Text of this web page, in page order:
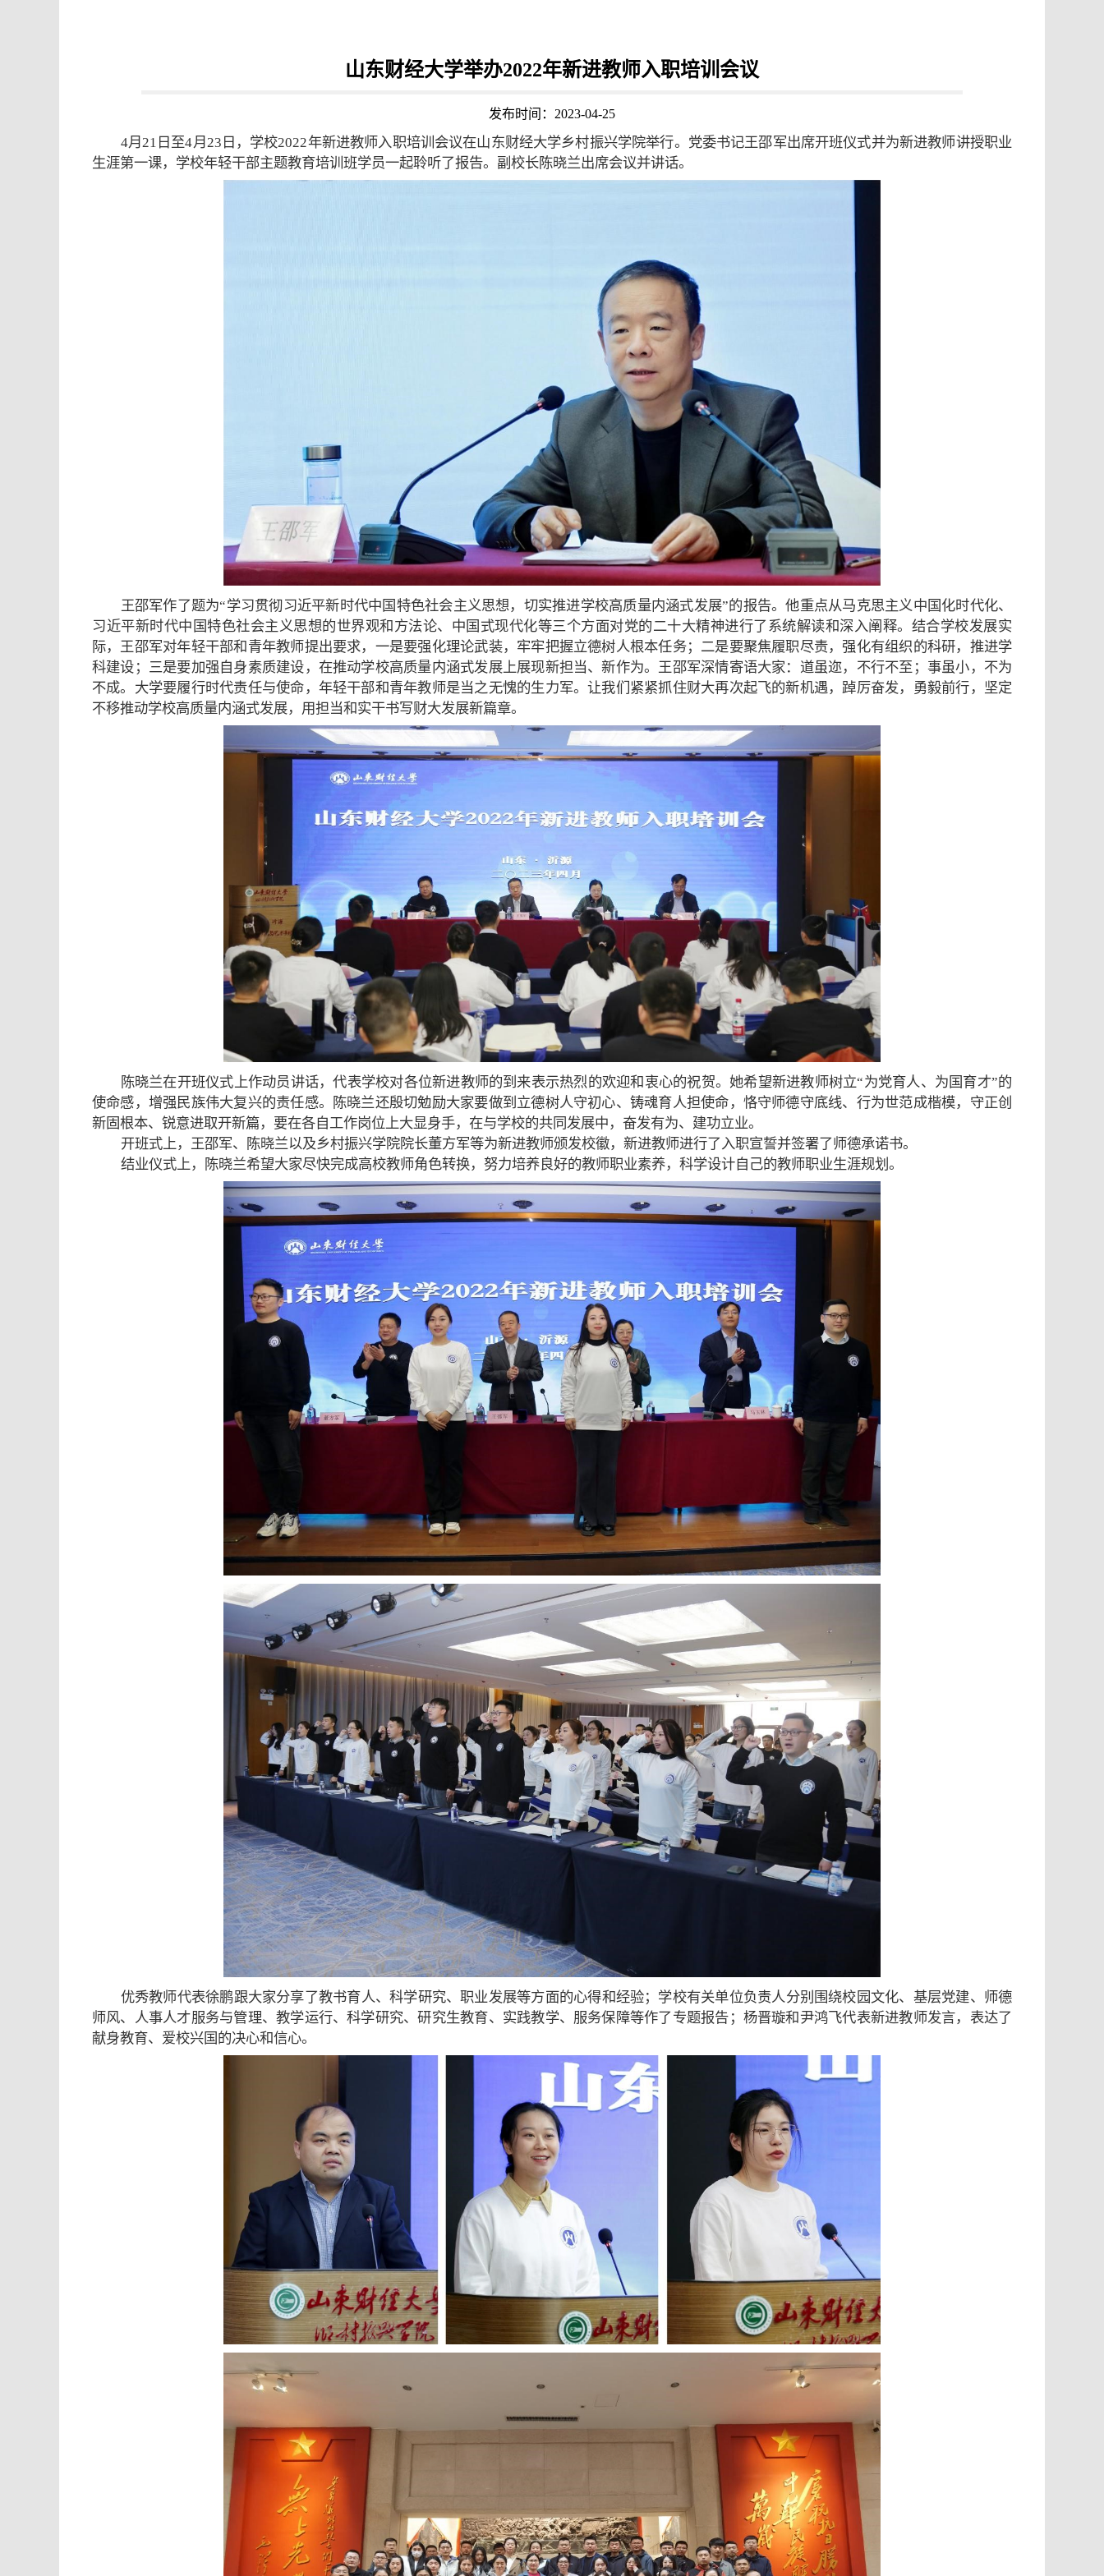
山东财经大学举办2022年新进教师入职培训会议
发布时间：2023-04-25
4月21日至4月23日，学校2022年新进教师入职培训会议在山东财经大学乡村振兴学院举行。党委书记王邵军出席开班仪式并为新进教师讲授职业
生涯第一课，学校年轻干部主题教育培训班学员一起聆听了报告。副校长陈晓兰出席会议并讲话。
王邵军作了题为“学习贯彻习近平新时代中国特色社会主义思想，切实推进学校高质量内涵式发展”的报告。他重点从马克思主义中国化时代化、
习近平新时代中国特色社会主义思想的世界观和方法论、中国式现代化等三个方面对党的二十大精神进行了系统解读和深入阐释。结合学校发展实
际，王邵军对年轻干部和青年教师提出要求，一是要强化理论武装，牢牢把握立德树人根本任务；二是要聚焦履职尽责，强化有组织的科研，推进学
科建设；三是要加强自身素质建设，在推动学校高质量内涵式发展上展现新担当、新作为。王邵军深情寄语大家：道虽迩，不行不至；事虽小，不为
不成。大学要履行时代责任与使命，年轻干部和青年教师是当之无愧的生力军。让我们紧紧抓住财大再次起飞的新机遇，踔厉奋发，勇毅前行，坚定
不移推动学校高质量内涵式发展，用担当和实干书写财大发展新篇章。
陈晓兰在开班仪式上作动员讲话，代表学校对各位新进教师的到来表示热烈的欢迎和衷心的祝贺。她希望新进教师树立“为党育人、为国育才”的
使命感，增强民族伟大复兴的责任感。陈晓兰还殷切勉励大家要做到立德树人守初心、铸魂育人担使命，恪守师德守底线、行为世范成楷模，守正创
新固根本、锐意进取开新篇，要在各自工作岗位上大显身手，在与学校的共同发展中，奋发有为、建功立业。
开班式上，王邵军、陈晓兰以及乡村振兴学院院长董方军等为新进教师颁发校徽，新进教师进行了入职宣誓并签署了师德承诺书。
结业仪式上，陈晓兰希望大家尽快完成高校教师角色转换，努力培养良好的教师职业素养，科学设计自己的教师职业生涯规划。
优秀教师代表徐鹏跟大家分享了教书育人、科学研究、职业发展等方面的心得和经验；学校有关单位负责人分别围绕校园文化、基层党建、师德
师风、人事人才服务与管理、教学运行、科学研究、研究生教育、实践教学、服务保障等作了专题报告；杨晋璇和尹鸿飞代表新进教师发言，表达了
献身教育、爱校兴国的决心和信心。